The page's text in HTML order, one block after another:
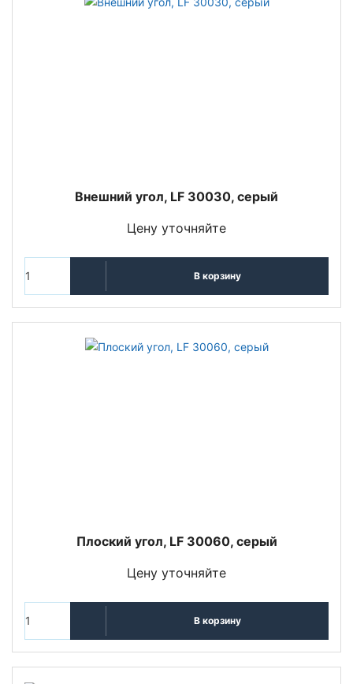
Внешний угол, LF 30030, серый
Цену уточняйте
В корзину
Плоский угол, LF 30060, серый
Цену уточняйте
В корзину